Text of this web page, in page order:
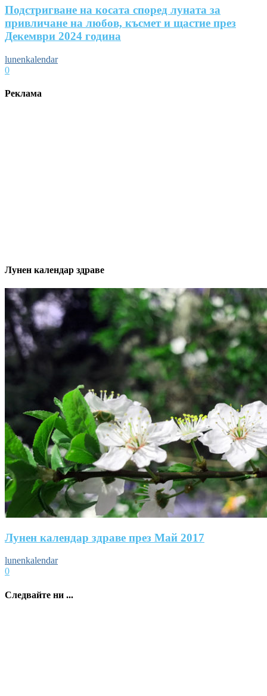
Подстригване на косата според луната за
привличане на любов, късмет и щастие през
Декември 2024 година
lunenkalendar
0
Реклама
Лунен календар здраве
Лунен календар здраве през Май 2017
lunenkalendar
0
Следвайте ни ...